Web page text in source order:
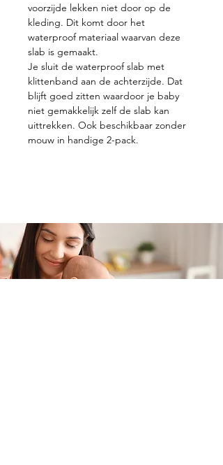
voorzijde lekken niet door op de
kleding. Dit komt door het
waterproof materiaal waarvan deze
slab is gemaakt.
Je sluit de waterproof slab met
klittenband aan de achterzijde. Dat
blijft goed zitten waardoor je baby
niet gemakkelijk zelf de slab kan
uittrekken. Ook beschikbaar zonder
mouw in handige 2-pack.